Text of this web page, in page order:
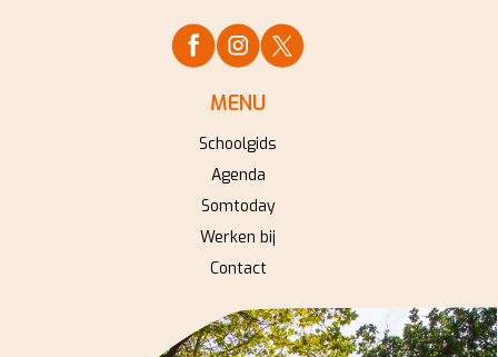
MENU
Schoolgids
Agenda
Somtoday
Werken bij
Contact